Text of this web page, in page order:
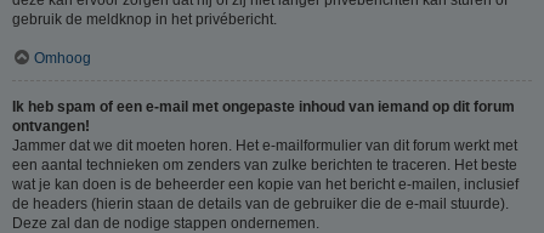
gebruik de meldknop in het privébericht.
Omhoog
Ik heb spam of een e-mail met ongepaste inhoud van iemand op dit forum
ontvangen!
Jammer dat we dit moeten horen. Het e-mailformulier van dit forum werkt met
een aantal technieken om zenders van zulke berichten te traceren. Het beste
wat je kan doen is de beheerder een kopie van het bericht e-mailen, inclusief
de headers (hierin staan de details van de gebruiker die de e-mail stuurde).
Deze zal dan de nodige stappen ondernemen.